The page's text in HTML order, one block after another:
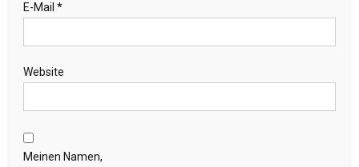
E-Mail *
Website
Meinen Namen,